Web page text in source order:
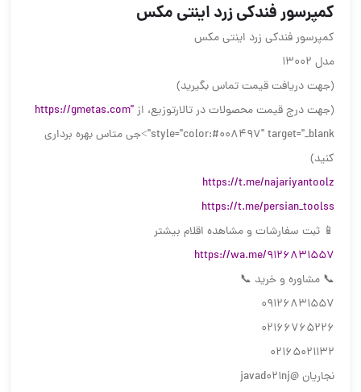
کمپرسور فندکی زرد اینتی مکس
کمپرسور فندکی زرد اینتی مکس
مدل ۱۳۰۰۲
(جهت دریافت قیمت تماس بگیرید)
(جهت درج قیمت محصولات در تالارتوزیع، ازhttps://gmetas.com"
style="color:#008497" target="_blank">جی متاس بهره برداری
کنید)
https://t.me/najariyantoolz
https://t.me/persian_toolss
📱 ثبت سفارشات و مشاهده اقلام بیشتر
https://wa.me/9126831557
📞 مشاوره و خرید 📞
09126831557
02166765226
02165021132
نجاریان @javad021nj